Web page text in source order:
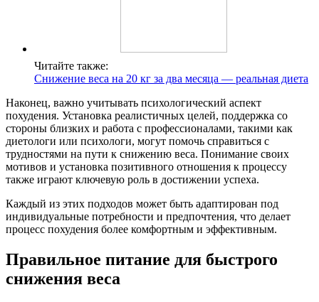
Читайте также:
Снижение веса на 20 кг за два месяца — реальная диета
Наконец, важно учитывать психологический аспект
похудения. Установка реалистичных целей, поддержка со
стороны близких и работа с профессионалами, такими как
диетологи или психологи, могут помочь справиться с
трудностями на пути к снижению веса. Понимание своих
мотивов и установка позитивного отношения к процессу
также играют ключевую роль в достижении успеха.
Каждый из этих подходов может быть адаптирован под
индивидуальные потребности и предпочтения, что делает
процесс похудения более комфортным и эффективным.
Правильное питание для быстрого
снижения веса